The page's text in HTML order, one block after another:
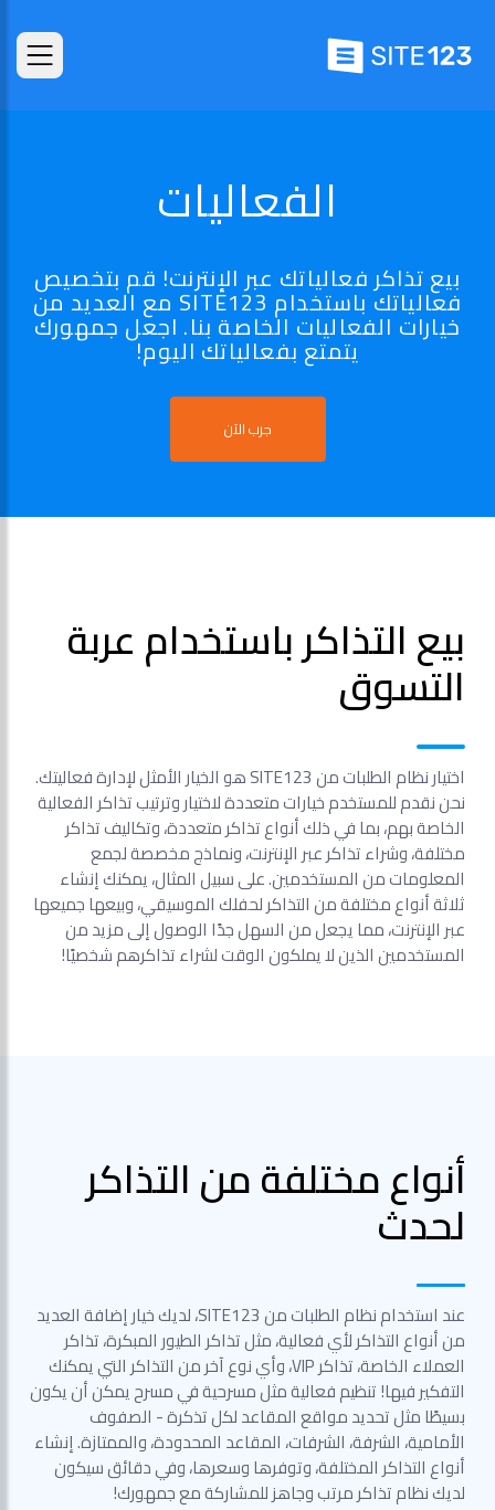
الفعاليات
بيع تذاكر فعالياتك عبر الإنترنت! قم بتخصيص
فعالياتك باستخدام SITE123 مع العديد من
خيارات الفعاليات الخاصة بنا. اجعل جمهورك
يتمتع بفعالياتك اليوم!
جرب الآن
بيع التذاكر باستخدام عربة
التسوق
اختيار نظام الطلبات من SITE123 هو الخيار الأمثل لإدارة فعاليتك.
نحن نقدم للمستخدم خيارات متعددة لاختيار وترتيب تذاكر الفعالية
الخاصة بهم، بما في ذلك أنواع تذاكر متعددة، وتكاليف تذاكر
مختلفة، وشراء تذاكر عبر الإنترنت، ونماذج مخصصة لجمع
المعلومات من المستخدمين. على سبيل المثال، يمكنك إنشاء
ثلاثة أنواع مختلفة من التذاكر لحفلك الموسيقي، وبيعها جميعها
عبر الإنترنت، مما يجعل من السهل جدًا الوصول إلى مزيد من
المستخدمين الذين لا يملكون الوقت لشراء تذاكرهم شخصيًا!
أنواع مختلفة من التذاكر
لحدث
عند استخدام نظام الطلبات من SITE123، لديك خيار إضافة العديد
من أنواع التذاكر لأي فعالية، مثل تذاكر الطيور المبكرة، تذاكر
العملاء الخاصة، تذاكر VIP، وأي نوع آخر من التذاكر التي يمكنك
التفكير فيها! تنظيم فعالية مثل مسرحية في مسرح يمكن أن يكون
بسيطًا مثل تحديد مواقع المقاعد لكل تذكرة - الصفوف
الأمامية، الشرفة، الشرفات، المقاعد المحدودة، والممتازة. إنشاء
أنواع التذاكر المختلفة، وتوفرها وسعرها، وفي دقائق سيكون
لديك نظام تذاكر مرتب وجاهز للمشاركة مع جمهورك!